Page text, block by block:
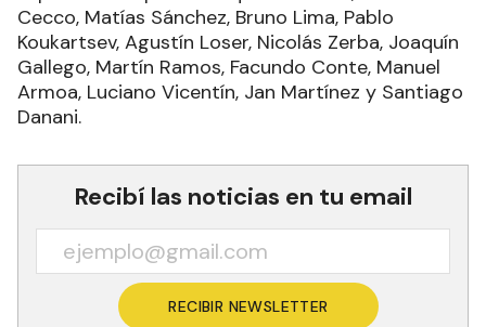
Cecco, Matías Sánchez, Bruno Lima, Pablo
Koukartsev, Agustín Loser, Nicolás Zerba, Joaquín
Gallego, Martín Ramos, Facundo Conte, Manuel
Armoa, Luciano Vicentín, Jan Martínez y Santiago
Danani.
Recibí las noticias en tu email
RECIBIR NEWSLETTER